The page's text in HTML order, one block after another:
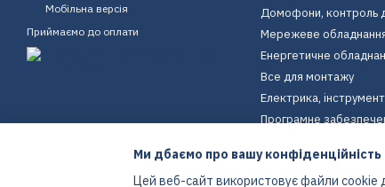
Мобільна версія
Приймаємо до оплати
Домофони, контроль
Мережеве
Енергетичне
Все для монтажу
Електрика,
Програмне
Екіпірування
Енергетичне
Ми дбаємо про вашу конфіденційність
Цей веб-сайт використовує файли cookie